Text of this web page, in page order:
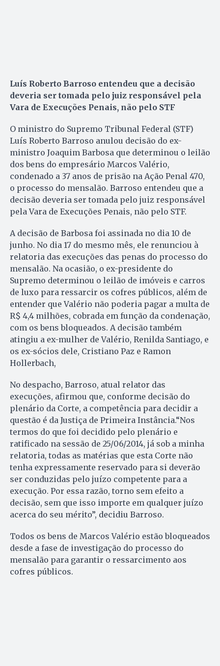
Luís Roberto Barroso entendeu que a decisão
deveria ser tomada pelo juiz responsável pela
Vara de Execuções Penais, não pelo STF
O ministro do Supremo Tribunal Federal (STF)
Luís Roberto Barroso anulou decisão do ex-
ministro Joaquim Barbosa que determinou o leilão
dos bens do empresário Marcos Valério,
condenado a 37 anos de prisão na Ação Penal 470,
o processo do mensalão. Barroso entendeu que a
decisão deveria ser tomada pelo juiz responsável
pela Vara de Execuções Penais, não pelo STF.
A decisão de Barbosa foi assinada no dia 10 de
junho. No dia 17 do mesmo mês, ele renunciou à
relatoria das execuções das penas do processo do
mensalão. Na ocasião, o ex-presidente do
Supremo determinou o leilão de imóveis e carros
de luxo para ressarcir os cofres públicos, além de
entender que Valério não poderia pagar a multa de
R$ 4,4 milhões, cobrada em função da condenação,
com os bens bloqueados. A decisão também
atingiu a ex-mulher de Valério, Renilda Santiago, e
os ex-sócios dele, Cristiano Paz e Ramon
Hollerbach,
No despacho, Barroso, atual relator das
execuções, afirmou que, conforme decisão do
plenário da Corte, a competência para decidir a
questão é da Justiça de Primeira Instância.“Nos
termos do que foi decidido pelo plenário e
ratificado na sessão de 25/06/2014, já sob a minha
relatoria, todas as matérias que esta Corte não
tenha expressamente reservado para si deverão
ser conduzidas pelo juízo competente para a
execução. Por essa razão, torno sem efeito a
decisão, sem que isso importe em qualquer juízo
acerca do seu mérito”, decidiu Barroso.
Todos os bens de Marcos Valério estão bloqueados
desde a fase de investigação do processo do
mensalão para garantir o ressarcimento aos
cofres públicos.